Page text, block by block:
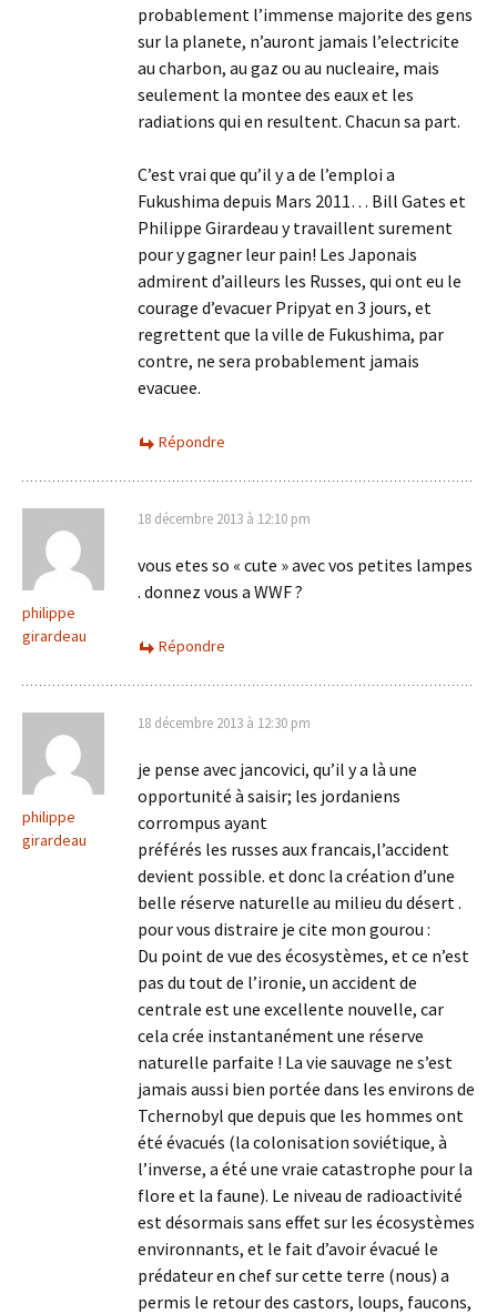
probablement l’immense majorite des gens
sur la planete, n’auront jamais l’electricite
au charbon, au gaz ou au nucleaire, mais
seulement la montee des eaux et les
radiations qui en resultent. Chacun sa part.
C’est vrai que qu’il y a de l’emploi a
Fukushima depuis Mars 2011… Bill Gates et
Philippe Girardeau y travaillent surement
pour y gagner leur pain! Les Japonais
admirent d’ailleurs les Russes, qui ont eu le
courage d’evacuer Pripyat en 3 jours, et
regrettent que la ville de Fukushima, par
contre, ne sera probablement jamais
evacuee.
Répondre
philippe
girardeau
18 décembre 2013 à 12:10 pm
vous etes so « cute » avec vos petites lampes
. donnez vous a WWF ?
Répondre
philippe
girardeau
18 décembre 2013 à 12:30 pm
je pense avec jancovici, qu’il y a là une
opportunité à saisir; les jordaniens
corrompus ayant
préférés les russes aux francais,l’accident
devient possible. et donc la création d’une
belle réserve naturelle au milieu du désert .
pour vous distraire je cite mon gourou :
Du point de vue des écosystèmes, et ce n’est
pas du tout de l’ironie, un accident de
centrale est une excellente nouvelle, car
cela crée instantanément une réserve
naturelle parfaite ! La vie sauvage ne s’est
jamais aussi bien portée dans les environs de
Tchernobyl que depuis que les hommes ont
été évacués (la colonisation soviétique, à
l’inverse, a été une vraie catastrophe pour la
flore et la faune). Le niveau de radioactivité
est désormais sans effet sur les écosystèmes
environnants, et le fait d’avoir évacué le
prédateur en chef sur cette terre (nous) a
permis le retour des castors, loups, faucons,